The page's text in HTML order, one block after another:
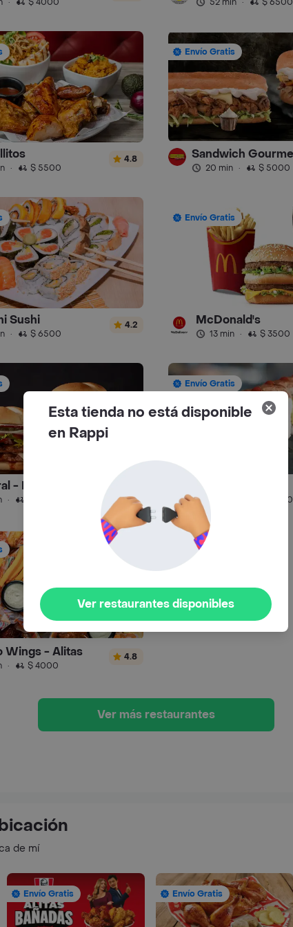
· $ 5500
4.8
Envío Gratis
20 min · $ 5000
Sushi
· $ 6500
4.2
Envío Gratis
McDonald's
13 min · $ 3500
- Hamburguesa
·
Envío Gratis
Toshiro - Sushi
$ 5000
Wings - Alitas
· $ 4000
4.8
Ver más restaurantes
de mí
Envío Gratis Envío Gratis
Esta tienda no está disponible
en Rappi
Ver restaurantes disponibles